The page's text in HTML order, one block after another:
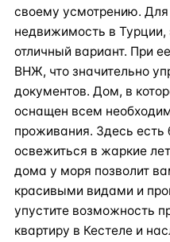
своему усмотрению. Для
недвижимость в Турции,
отличный вариант. При
ВНЖ, что значительно
документов. Дом, в
оснащен всем
проживания. Здесь
освежиться в жаркие
дома у моря позволит
красивыми видами и
упустите возможность
квартиру в Кестеле и